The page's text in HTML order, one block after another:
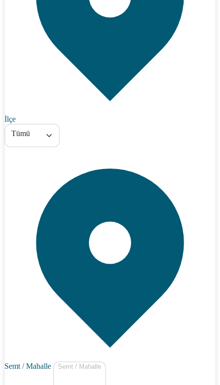
İlçe
Tümü
Semt / Mahalle Semt / Mahalle